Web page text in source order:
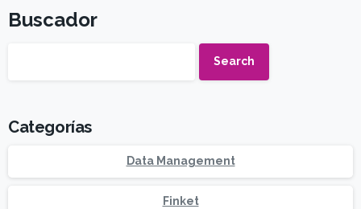
Buscador
Search
Categorías
Data Management
Finket